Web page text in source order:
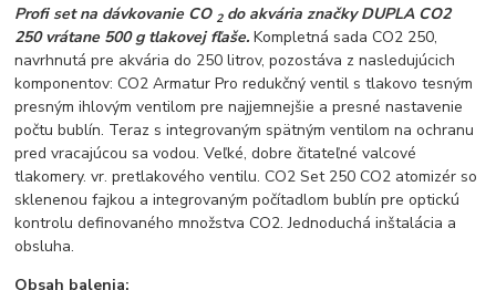
Profi set na dávkovanie CO 2do akvária značky DUPLA CO2
250 vrátane 500 g tlakovej fľaše. Kompletná sada CO2 250,
navrhnutá pre akvária do 250 litrov, pozostáva z nasledujúcich
komponentov: CO2 Armatur Pro redukčný ventil s tlakovo tesným
presným ihlovým ventilom pre najjemnejšie a presné nastavenie
počtu bublín. Teraz s integrovaným spätným ventilom na ochranu
pred vracajúcou sa vodou. Veľké, dobre čitateľné valcové
tlakomery. vr. pretlakového ventilu. CO2 Set 250 CO2 atomizér so
sklenenou fajkou a integrovaným počítadlom bublín pre optickú
kontrolu definovaného množstva CO2. Jednoduchá inštalácia a
obsluha.
Obsah balenia: